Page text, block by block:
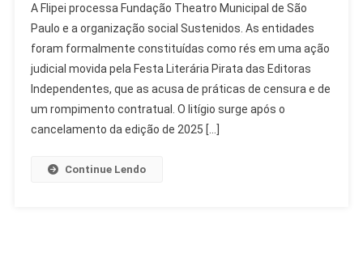
Processa
Fundação
Theatro
Municipal
Por
Censura
A Flipei processa Fundação Theatro Municipal de São
Paulo e a organização social Sustenidos. As entidades
foram formalmente constituídas como rés em uma ação
judicial movida pela Festa Literária Pirata das Editoras
Independentes, que as acusa de práticas de censura e de
um rompimento contratual. O litígio surge após o
cancelamento da edição de 2025 […]
Continue Lendo